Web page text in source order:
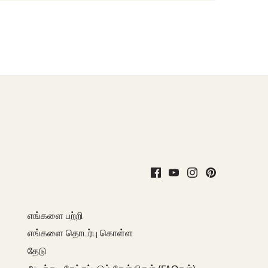
எங்களை பற்றி
எங்களை தொடர்பு கொள்ள
தேடு